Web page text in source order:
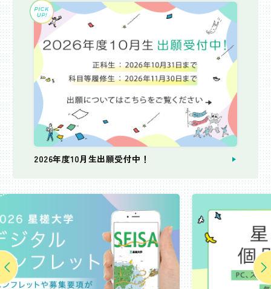
2026年度10月生出願受付中！